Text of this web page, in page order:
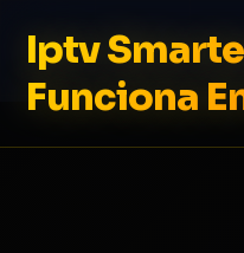
Iptv
Funciona